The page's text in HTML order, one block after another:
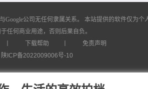
公司无任何隶属关系。
本站提供的软件仅为个
任何商业用途，否则后果自负。
下载帮助
免责声明
陕ICP备2022009006号-10